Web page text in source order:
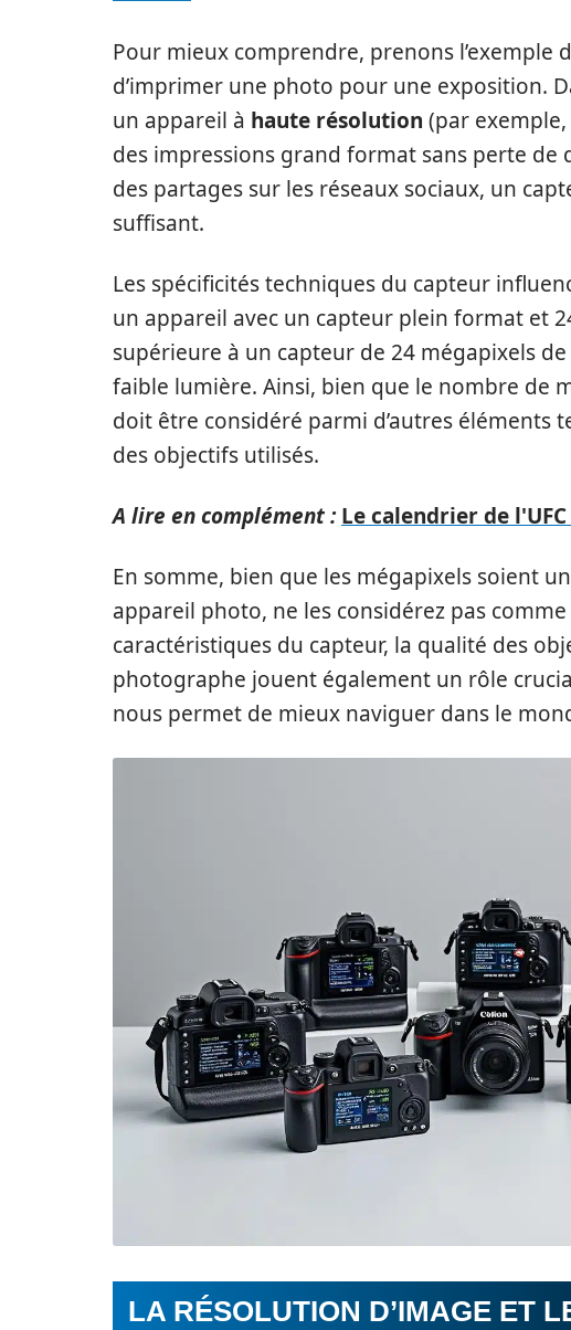
Pour mieux comprendre, prenons l’exemple
d’imprimer une photo pour une exposition.
un appareil à haute résolution (par
des impressions grand format sans perte de
des partages sur les réseaux sociaux, un
suffisant.
Les spécificités techniques du capteur
un appareil avec un capteur plein format et
supérieure à un capteur de 24 mégapixels
faible lumière. Ainsi, bien que le nombre de
doit être considéré parmi d’autres éléments
des objectifs utilisés.
A lire en complément : Le calendrier de
En somme, bien que les mégapixels soient
appareil photo, ne les considérez pas
caractéristiques du capteur, la qualité des
photographe jouent également un rôle
nous permet de mieux naviguer dans le
LA RÉSOLUTION D’IMAGE ET